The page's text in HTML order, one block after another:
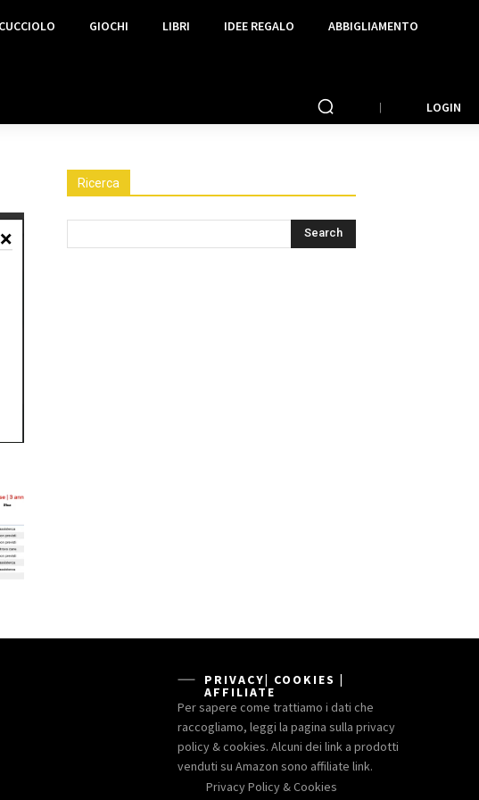
CUCCIOLO GIOCHI LIBRI IDEE REGALO ABBIGLIAMENTO
LOGIN
Ricerca
PRIVACY| COOKIES |
AFFILIATE
Per sapere come trattiamo i dati che
raccogliamo, leggi la pagina sulla privacy
policy & cookies. Alcuni dei link a prodotti
venduti su Amazon sono affiliate link.
Privacy Policy & Cookies